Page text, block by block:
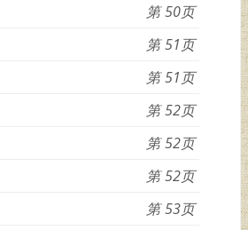
50
51
51
52
52
52
53